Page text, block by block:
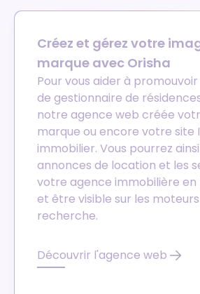
Créez et gérez votre
marque avec Orisha
Pour vous aider à
de gestionnaire de
notre agence web créée
marque ou encore votre site
immobilier. Vous pourrez
annonces de location et les
votre agence immobilière
et être visible sur les
recherche.
Découvrir l'agence web